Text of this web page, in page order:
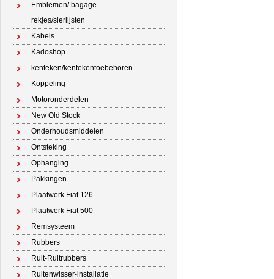
Emblemen/ bagage
rekjes/sierlijsten
Kabels
Kadoshop
kenteken/kentekentoebehoren
Koppeling
Motoronderdelen
New Old Stock
Onderhoudsmiddelen
Ontsteking
Ophanging
Pakkingen
Plaatwerk Fiat 126
Plaatwerk Fiat 500
Remsysteem
Rubbers
Ruit-Ruitrubbers
Ruitenwisser-installatie